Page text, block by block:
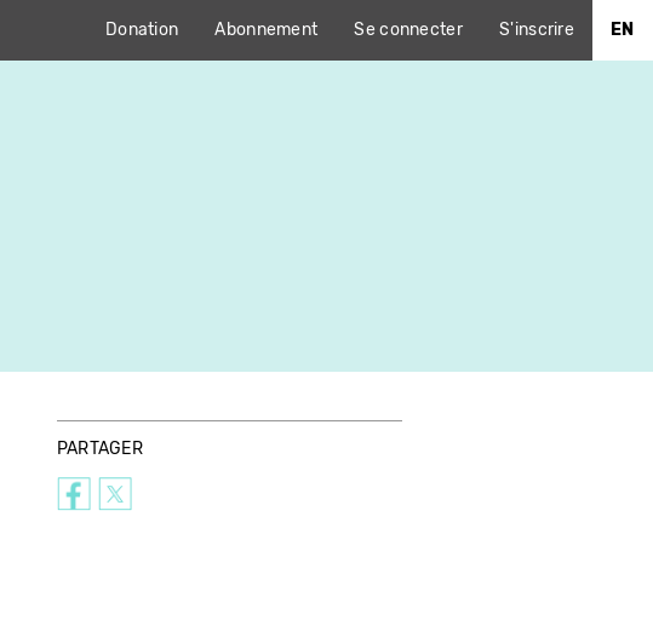
Donation Abonnement Se connecter S'inscrire EN
PARTAGER